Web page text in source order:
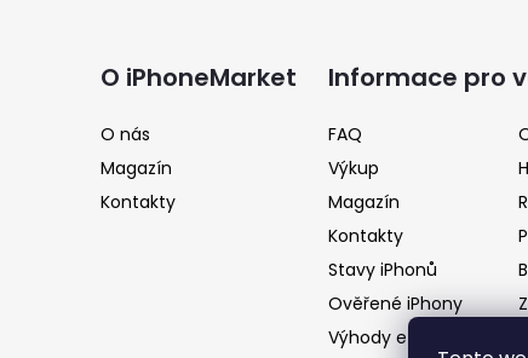
O iPhoneMarket
O nás
Magazín
Kontakty
Informace pro
FAQ
Výkup
Magazín
Kontakty
Stavy iPhonů
Ověřené iPhony
Výhody e-shopu